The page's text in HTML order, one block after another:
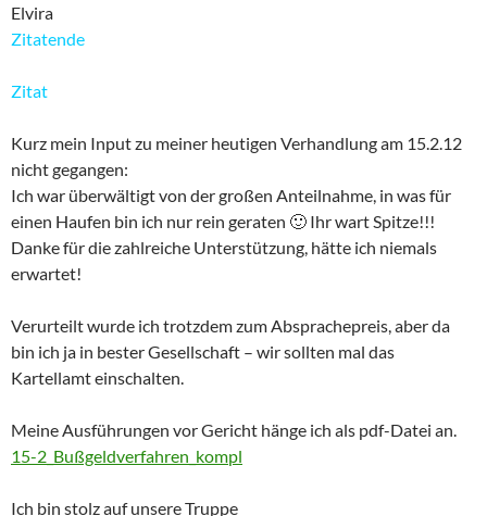
Elvira
Zitatende
Zitat
Kurz mein Input zu meiner heutigen Verhandlung am 15.2.12
nicht gegangen:
Ich war überwältigt von der großen Anteilnahme, in was für
einen Haufen bin ich nur rein geraten 🙂 Ihr wart Spitze!!!
Danke für die zahlreiche Unterstützung, hätte ich niemals
erwartet!
Verurteilt wurde ich trotzdem zum Absprachepreis, aber da
bin ich ja in bester Gesellschaft – wir sollten mal das
Kartellamt einschalten.
Meine Ausführungen vor Gericht hänge ich als pdf-Datei an.
15-2_Bußgeldverfahren_kompl
Ich bin stolz auf unsere Truppe